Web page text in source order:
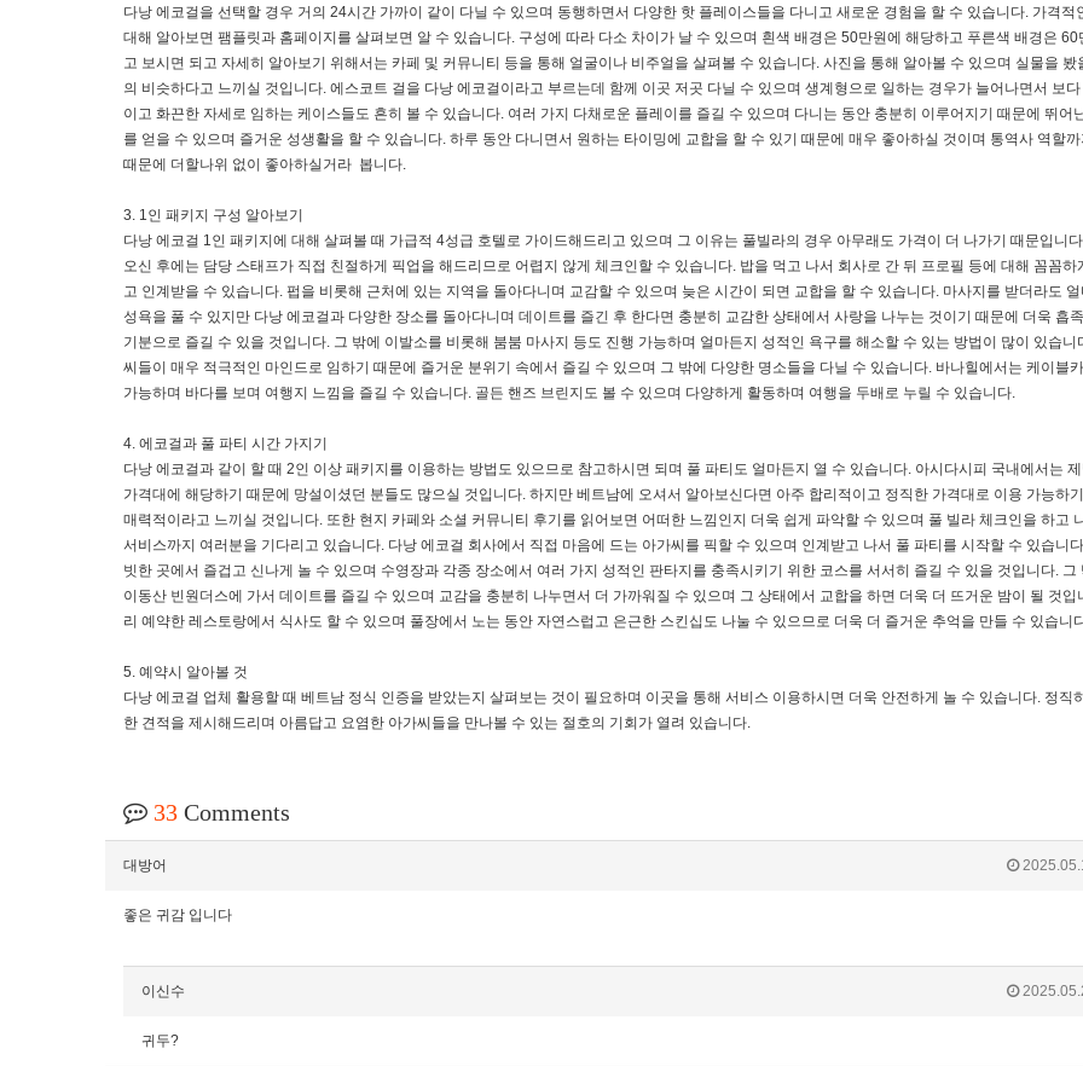
다낭 에코걸을 선택할 경우 거의 24시간 가까이 같이 다닐 수 있으며 동행하면서 다양한 핫 플레이스들을 다니고 새로운 경험을 할 수 있습니다. 가격적
대해 알아보면 팸플릿과 홈페이지를 살펴보면 알 수 있습니다. 구성에 따라 다소 차이가 날 수 있으며 흰색 배경은 50만원에 해당하고 푸른색 배경은 60
고 보시면 되고 자세히 알아보기 위해서는 카페 및 커뮤니티 등을 통해 얼굴이나 비주얼을 살펴볼 수 있습니다. 사진을 통해 알아볼 수 있으며 실물을 봤
의 비슷하다고 느끼실 것입니다. 에스코트 걸을 다낭 에코걸이라고 부르는데 함께 이곳 저곳 다닐 수 있으며 생계형으로 일하는 경우가 늘어나면서 보다
이고 화끈한 자세로 임하는 케이스들도 흔히 볼 수 있습니다. 여러 가지 다채로운 플레이를 즐길 수 있으며 다니는 동안 충분히 이루어지기 때문에 뛰어
를 얻을 수 있으며 즐거운 성생활을 할 수 있습니다. 하루 동안 다니면서 원하는 타이밍에 교합을 할 수 있기 때문에 매우 좋아하실 것이며 통역사 역할까
때문에 더할나위 없이 좋아하실거라 봅니다.
3. 1인 패키지 구성 알아보기
다낭 에코걸 1인 패키지에 대해 살펴볼 때 가급적 4성급 호텔로 가이드해드리고 있으며 그 이유는 풀빌라의 경우 아무래도 가격이 더 나가기 때문입니다
오신 후에는 담당 스태프가 직접 친절하게 픽업을 해드리므로 어렵지 않게 체크인할 수 있습니다. 밥을 먹고 나서 회사로 간 뒤 프로필 등에 대해 꼼꼼하
고 인계받을 수 있습니다. 펍을 비롯해 근처에 있는 지역을 돌아다니며 교감할 수 있으며 늦은 시간이 되면 교합을 할 수 있습니다. 마사지를 받더라도 얼
성욕을 풀 수 있지만 다낭 에코걸과 다양한 장소를 돌아다니며 데이트를 즐긴 후 한다면 충분히 교감한 상태에서 사랑을 나누는 것이기 때문에 더욱 흡
기분으로 즐길 수 있을 것입니다. 그 밖에 이발소를 비롯해 붐붐 마사지 등도 진행 가능하며 얼마든지 성적인 욕구를 해소할 수 있는 방법이 많이 있습니
씨들이 매우 적극적인 마인드로 임하기 때문에 즐거운 분위기 속에서 즐길 수 있으며 그 밖에 다양한 명소들을 다닐 수 있습니다. 바나힐에서는 케이블
가능하며 바다를 보며 여행지 느낌을 즐길 수 있습니다. 골든 핸즈 브린지도 볼 수 있으며 다양하게 활동하며 여행을 두배로 누릴 수 있습니다.
4. 에코걸과 풀 파티 시간 가지기
다낭 에코걸과 같이 할 때 2인 이상 패키지를 이용하는 방법도 있으므로 참고하시면 되며 풀 파티도 얼마든지 열 수 있습니다. 아시다시피 국내에서는
가격대에 해당하기 때문에 망설이셨던 분들도 많으실 것입니다. 하지만 베트남에 오셔서 알아보신다면 아주 합리적이고 정직한 가격대로 이용 가능하기
매력적이라고 느끼실 것입니다. 또한 현지 카페와 소셜 커뮤니티 후기를 읽어보면 어떠한 느낌인지 더욱 쉽게 파악할 수 있으며 풀 빌라 체크인을 하고
서비스까지 여러분을 기다리고 있습니다. 다낭 에코걸 회사에서 직접 마음에 드는 아가씨를 픽할 수 있으며 인계받고 나서 풀 파티를 시작할 수 있습니다
빗한 곳에서 즐겁고 신나게 놀 수 있으며 수영장과 각종 장소에서 여러 가지 성적인 판타지를 충족시키기 위한 코스를 서서히 즐길 수 있을 것입니다. 그
이동산 빈원더스에 가서 데이트를 즐길 수 있으며 교감을 충분히 나누면서 더 가까워질 수 있으며 그 상태에서 교합을 하면 더욱 더 뜨거운 밤이 될 것입
리 예약한 레스토랑에서 식사도 할 수 있으며 풀장에서 노는 동안 자연스럽고 은근한 스킨십도 나눌 수 있으므로 더욱 더 즐거운 추억을 만들 수 있습니
5. 예약시 알아볼 것
다낭 에코걸 업체 활용할 때 베트남 정식 인증을 받았는지 살펴보는 것이 필요하며 이곳을 통해 서비스 이용하시면 더욱 안전하게 놀 수 있습니다. 정직
한 견적을 제시해드리며 아름답고 요염한 아가씨들을 만나볼 수 있는 절호의 기회가 열려 있습니다.
33 Comments
대방어
좋은 귀감 입니다
이신수
귀두?